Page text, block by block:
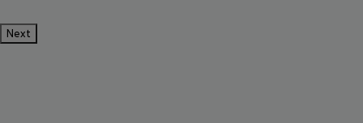
Next